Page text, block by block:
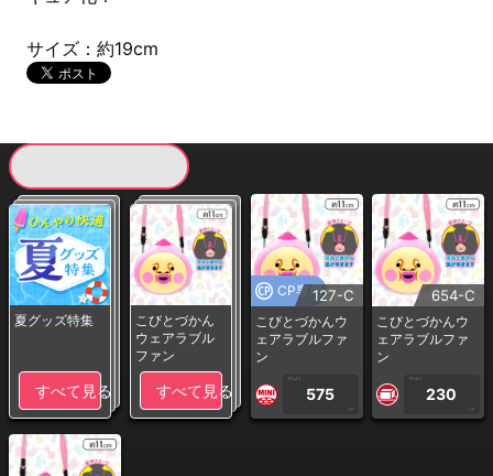
サイズ：約19cm
夏グッズ特集
すべて見る
こびとづかん
ウェアラブル
ファン
すべて見る
CP専用127-C
こびとづかんウ
ェアラブルファ
ン
1PLAY
575
CP
654-C
こびとづかんウ
ェアラブルファ
ン
1PLAY
230
CP